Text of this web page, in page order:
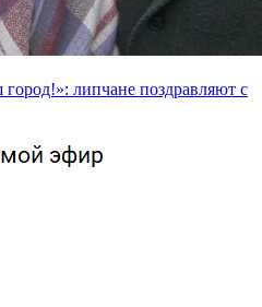
город!»: липчане поздравляют с